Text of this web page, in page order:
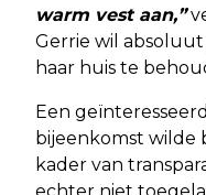
warm vest aan,”
Gerrie wil
haar huis te
Een
bijeenkomst wilde
kader van
echter niet